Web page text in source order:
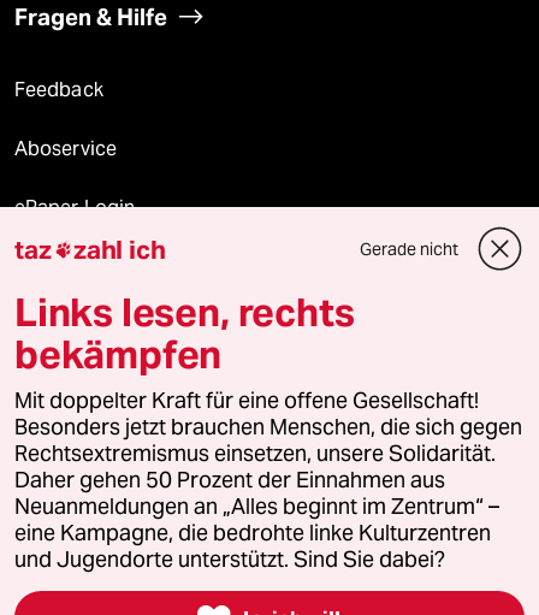
Fragen & Hilfe
Feedback
Aboservice
ePaper Login
Downloads für Abonnierende
© 2026 taz Verlags und Vertriebs GmbH
Alle Rechte vorbehalten. Bei rechtlichen Fragen oder für Genehmigungen
wenden Sie sich bitte an lizenzen@taz.de
Feedback Redaktionsstatut Kommune-Richtlinien
Leitlinie Informant Datenschutz Impressum AGB
Seitenwende Einwilligungen widerrufen (Ads)
taz zahl ich Gerade nicht
Links lesen, rechts
bekämpfen
Mit doppelter Kraft für eine offene Gesellschaft!
Besonders jetzt brauchen Menschen, die sich gegen
Rechtsextremismus einsetzen, unsere Solidarität.
Daher gehen 50 Prozent der Einnahmen aus
Neuanmeldungen an „Alles beginnt im Zentrum“ –
eine Kampagne, die bedrohte linke Kulturzentren
und Jugendorte unterstützt. Sind Sie dabei?